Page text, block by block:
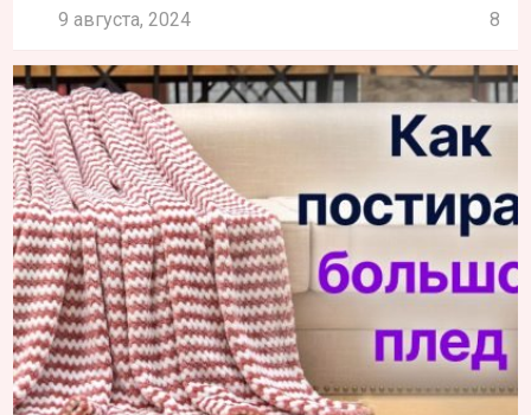
9 августа, 2024 8